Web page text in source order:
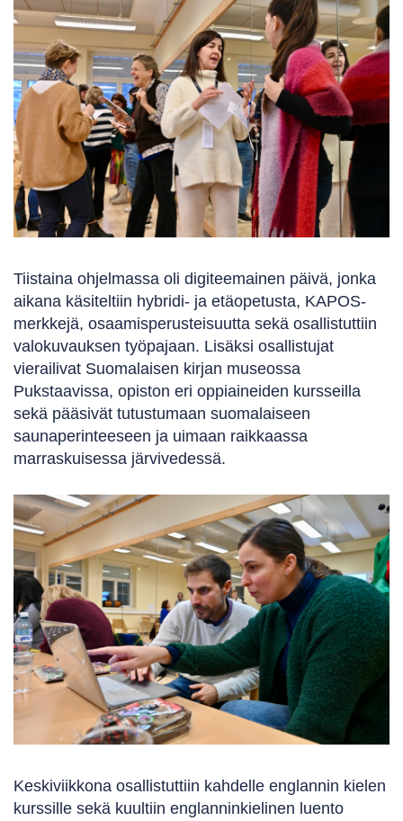
Tiistaina ohjelmassa oli digiteemainen päivä, jonka
aikana käsiteltiin hybridi- ja etäopetusta, KAPOS-
merkkejä, osaamisperusteisuutta sekä osallistuttiin
valokuvauksen työpajaan. Lisäksi osallistujat
vierailivat Suomalaisen kirjan museossa
Pukstaavissa, opiston eri oppiaineiden kursseilla
sekä pääsivät tutustumaan suomalaiseen
saunaperinteeseen ja uimaan raikkaassa
marraskuisessa järvivedessä.
Keskiviikkona osallistuttiin kahdelle englannin kielen
kurssille sekä kuultiin englanninkielinen luento